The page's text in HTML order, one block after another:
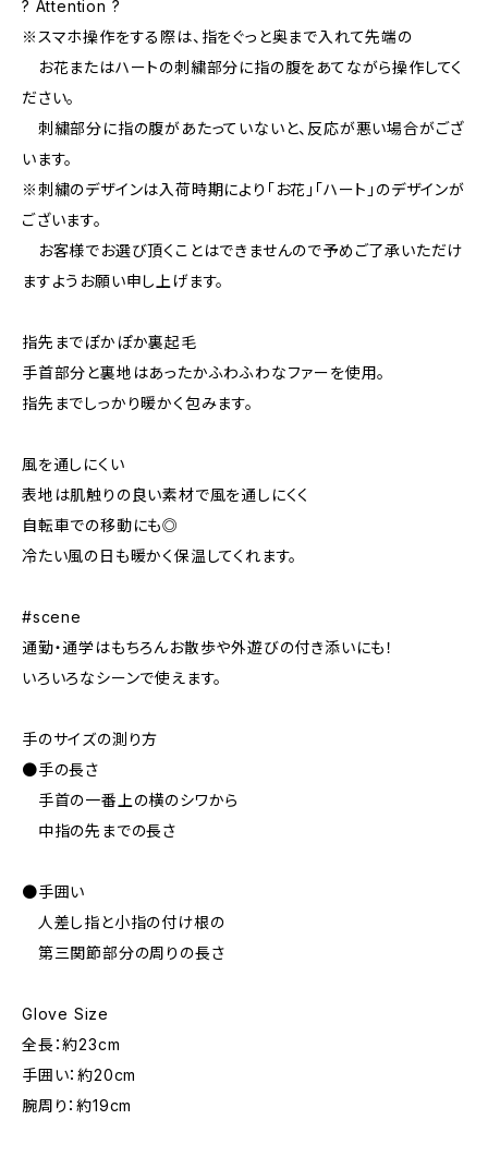
? Attention ?
※スマホ操作をする際は、指をぐっと奥まで入れて先端の
お花またはハートの刺繍部分に指の腹をあてながら操作してく
ださい。
刺繍部分に指の腹があたっていないと、反応が悪い場合がござ
います。
※刺繍のデザインは入荷時期により「お花」「ハート」のデザインが
ございます。
お客様でお選び頂くことはできませんので予めご了承いただけ
ますようお願い申し上げます。
指先までぽかぽか裏起毛
手首部分と裏地はあったかふわふわなファーを使用。
指先までしっかり暖かく包みます。
風を通しにくい
表地は肌触りの良い素材で風を通しにくく
自転車での移動にも◎
冷たい風の日も暖かく保温してくれます。
#scene
通勤・通学はもちろんお散歩や外遊びの付き添いにも！
いろいろなシーンで使えます。
手のサイズの測り方
●手の長さ
手首の一番上の横のシワから
中指の先までの長さ
●手囲い
人差し指と小指の付け根の
第三関節部分の周りの長さ
Glove Size
全長：約23cm
手囲い：約20cm
腕周り：約19cm